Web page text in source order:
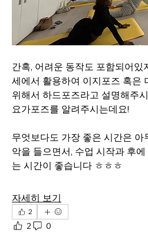
간혹, 어려운 동작도 포함되어
세에서 활용하여 이지포즈 혹은
위해서 하드포즈라고 설명해주
요가포즈를 알려주시는데요!
무엇보다도 가장 좋은 시간은
악을 들으면서, 수업 시작과 후
는 시간이 좋습니다 ㅎㅎㅎ
자세히 보기
2
2 0